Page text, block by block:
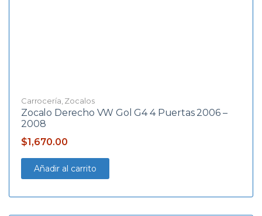
Carrocería Zocalos
Zocalo Derecho VW Gol G4 4 Puertas 2006 –
2008
$1,670.00
Añadir al carrito